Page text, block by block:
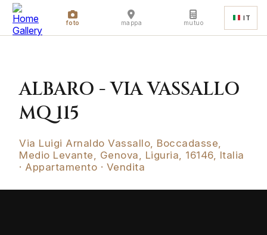
foto mappa mutuo
IT
ALBARO - VIA VASSALLO
MQ 115
Via Luigi Arnaldo Vassallo, Boccadasse,
Medio Levante, Genova, Liguria, 16146, Italia
· Appartamento · Vendita